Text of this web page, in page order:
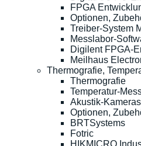
FPGA
Optionen,
Treiber-System
Messlabor-
Digilent FPGA-
Meilhaus
Thermografie,
Thermografie
Temperatur-
Akustik-
Optionen,
BRTSystems
Fotric